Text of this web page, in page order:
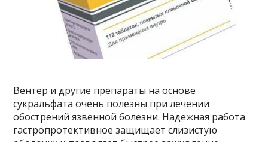
Вентер и другие препараты на основе
сукральфата очень полезны при лечении
обострений язвенной болезни. Надежная работа
гастропротективное защищает слизистую